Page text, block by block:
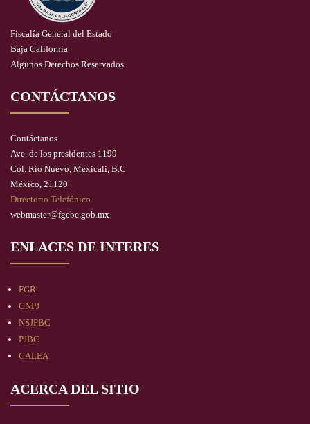
Fiscalía General del Estado
Baja California
Algunos Derechos Reservados.
CONTÁCTANOS
Contáctanos
Ave. de los presidentes 1199
Col. Río Nuevo, Mexicali, B.C
México, 21120
Directorio Telefónico
webmaster@fgebc.gob.mx
ENLACES DE INTERES
FGR
CNPJ
NSJPBC
PJBC
CALEA
ACERCA DEL SITIO